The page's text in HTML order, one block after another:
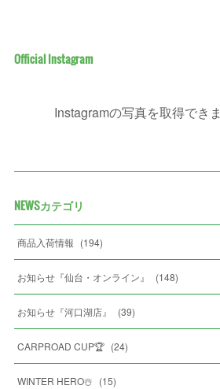
Official Instagram
Instagramの写真を取得でき
NEWSカテゴリ
商品入荷情報 (194)
お知らせ『仙台・オンライン』 (148)
お知らせ『河口湖店』 (39)
CARPROAD CUP🏆 (24)
WINTER HERO☃️ (15)